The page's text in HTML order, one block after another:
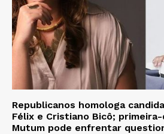
Republicanos homologa
Félix e Cristiano Bicô; primeira-
Mutum pode enfrentar